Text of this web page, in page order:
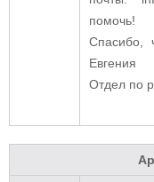
помочь!
Спасибо,
Евгения
Отдел по